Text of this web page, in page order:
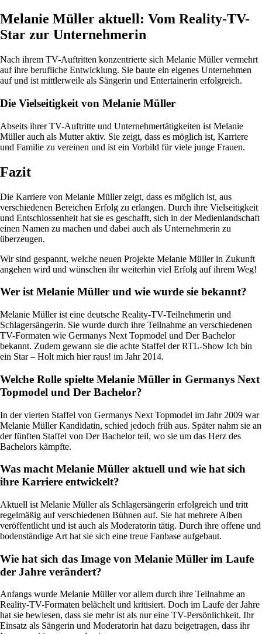
Melanie Müller aktuell: Vom Reality-TV-
Star zur Unternehmerin
Nach ihrem TV-Auftritten konzentrierte sich Melanie Müller vermehrt
auf ihre berufliche Entwicklung. Sie baute ein eigenes Unternehmen
auf und ist mittlerweile als Sängerin und Entertainerin erfolgreich.
Die Vielseitigkeit von Melanie Müller
Abseits ihrer TV-Auftritte und Unternehmertätigkeiten ist Melanie
Müller auch als Mutter aktiv. Sie zeigt, dass es möglich ist, Karriere
und Familie zu vereinen und ist ein Vorbild für viele junge Frauen.
Fazit
Die Karriere von Melanie Müller zeigt, dass es möglich ist, aus
verschiedenen Bereichen Erfolg zu erlangen. Durch ihre Vielseitigkeit
und Entschlossenheit hat sie es geschafft, sich in der Medienlandschaft
einen Namen zu machen und dabei auch als Unternehmerin zu
überzeugen.
Wir sind gespannt, welche neuen Projekte Melanie Müller in Zukunft
angehen wird und wünschen ihr weiterhin viel Erfolg auf ihrem Weg!
Wer ist Melanie Müller und wie wurde sie bekannt?
Melanie Müller ist eine deutsche Reality-TV-Teilnehmerin und
Schlagersängerin. Sie wurde durch ihre Teilnahme an verschiedenen
TV-Formaten wie Germanys Next Topmodel und Der Bachelor
bekannt. Zudem gewann sie die achte Staffel der RTL-Show Ich bin
ein Star – Holt mich hier raus! im Jahr 2014.
Welche Rolle spielte Melanie Müller in Germanys Next
Topmodel und Der Bachelor?
In der vierten Staffel von Germanys Next Topmodel im Jahr 2009 war
Melanie Müller Kandidatin, schied jedoch früh aus. Später nahm sie an
der fünften Staffel von Der Bachelor teil, wo sie um das Herz des
Bachelors kämpfte.
Was macht Melanie Müller aktuell und wie hat sich
ihre Karriere entwickelt?
Aktuell ist Melanie Müller als Schlagersängerin erfolgreich und tritt
regelmäßig auf verschiedenen Bühnen auf. Sie hat mehrere Alben
veröffentlicht und ist auch als Moderatorin tätig. Durch ihre offene und
bodenständige Art hat sie sich eine treue Fanbase aufgebaut.
Wie hat sich das Image von Melanie Müller im Laufe
der Jahre verändert?
Anfangs wurde Melanie Müller vor allem durch ihre Teilnahme an
Reality-TV-Formaten belächelt und kritisiert. Doch im Laufe der Jahre
hat sie bewiesen, dass sie mehr ist als nur eine TV-Persönlichkeit. Ihr
Einsatz als Sängerin und Moderatorin hat dazu beigetragen, dass ihr